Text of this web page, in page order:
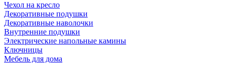
Чехол на кресло
Декоративные подушки
Декоративные наволочки
Внутренние подушки
Электрические напольные камины
Ключницы
Мебель для дома